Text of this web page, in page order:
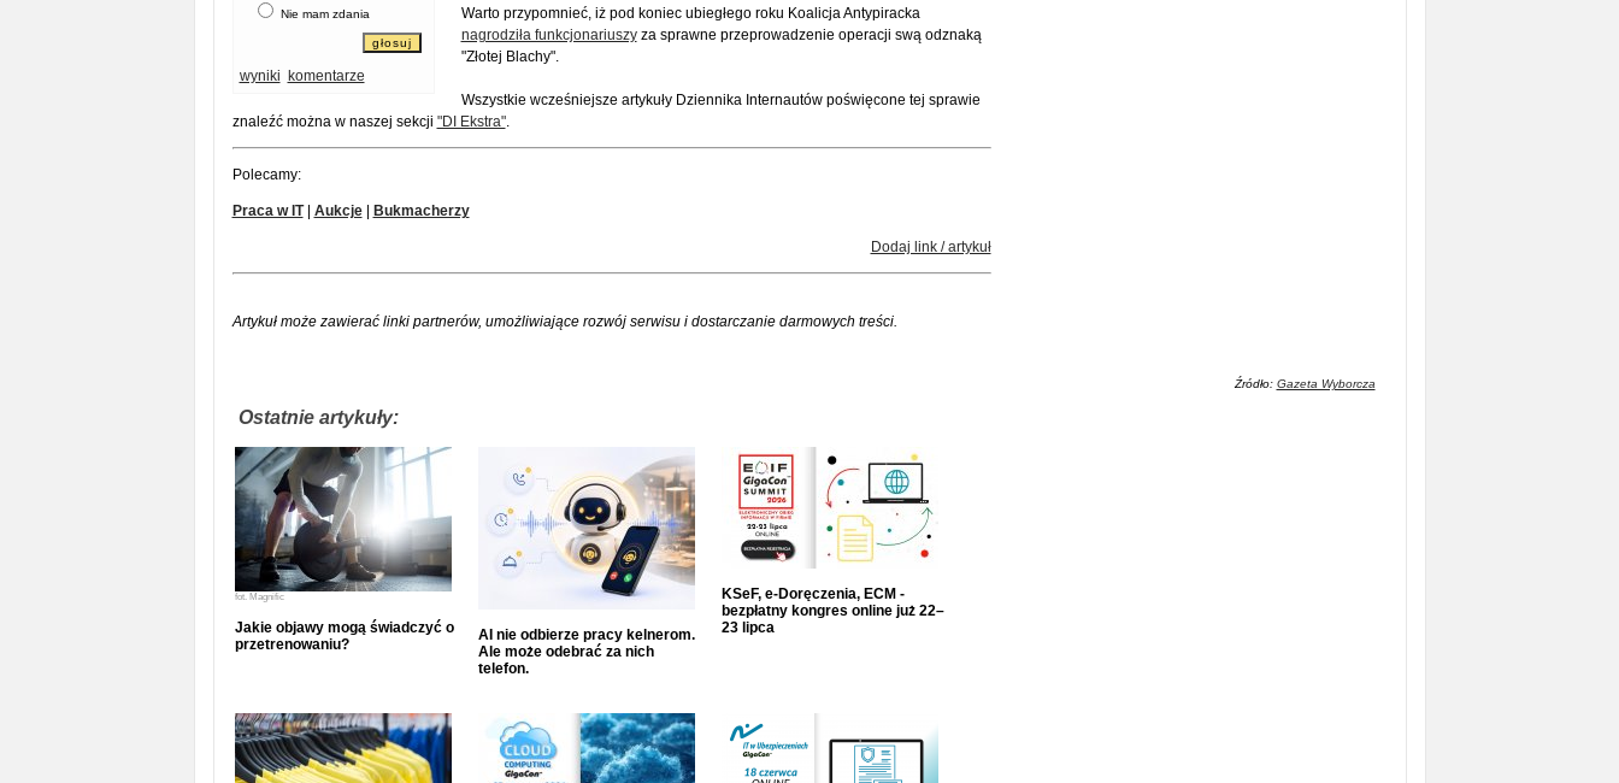
Nie mam zdania
wyniki komentarze
Warto przypomnieć, iż pod koniec ubiegłego roku Koalicja Antypiracka
nagrodziła funkcjonariuszyza sprawne przeprowadzenie operacji swą odznaką
"Złotej Blachy".
Wszystkie wcześniejsze artykuły Dziennika Internautów poświęcone tej sprawie
znaleźć można w naszej sekcji "DI Ekstra".
Polecamy:
Praca w IT| Aukcje| Bukmacherzy
Dodaj link / artykuł
Artykuł może zawierać linki partnerów, umożliwiające rozwój serwisu i dostarczanie darmowych treści.
Źródło: Gazeta Wyborcza
Ostatnie artykuły:
fot. Magnific
Jakie objawy mogą świadczyć o
przetrenowaniu?
AI nie odbierze pracy kelnerom.
Ale może odebrać za nich
telefon.
KSeF, e-Doręczenia, ECM -
bezpłatny kongres online już 22–
23 lipca